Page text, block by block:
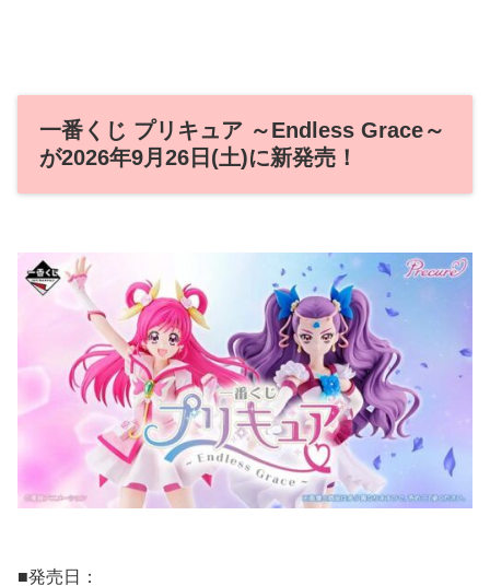
一番くじ プリキュア ～Endless Grace～
が2026年9月26日(土)に新発売！
■発売日：